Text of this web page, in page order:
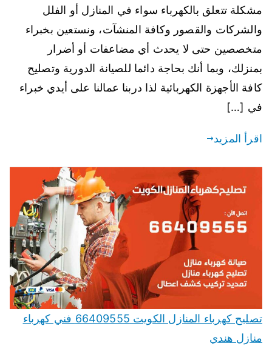
مشكلة تتعلق بالكهرباء سواء في المنازل أو الفلل
والشركات والقصور وكافة المنشآت، ونستعين بخبراء
متخصصين حتى لا يحدث أي مضاعفات أو أضرار
بمنزلك، وبما أنك بحاجة دائما للصيانة الدورية وتصليح
كافة الأجهزة الكهربائية لذا دربنا عمالنا على أيدي خبراء
في […]
اقرأ المزيد
تصليح كهرباء المنازل الكويت 66409555 فني كهرباء
منازل هندي